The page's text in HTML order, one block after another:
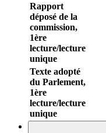
Rapport
déposé de la
commission,
1ère
lecture/lecture
unique
Texte adopté
du Parlement,
1ère
lecture/lecture
unique